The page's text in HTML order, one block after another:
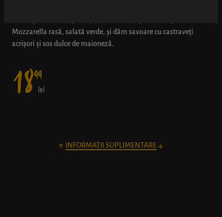
Mozzarella rasă, salată verde, și dăm savoare cu castraveți
acrișori și sos dulce de maioneză.
1899
lei
INFORMAȚII SUPLIMENTARE